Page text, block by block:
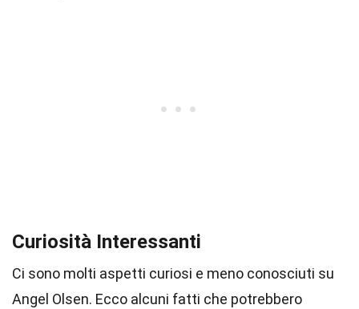
Curiosità Interessanti
Ci sono molti aspetti curiosi e meno conosciuti su
Angel Olsen. Ecco alcuni fatti che potrebbero